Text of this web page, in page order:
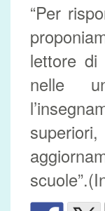
“Per
lettore di
nelle